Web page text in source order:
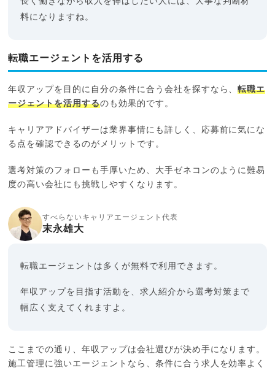
料になりますね。
転職エージェントを活用する
年収アップを目的に自分の条件に合う会社を探すなら、転職エ
ージェントを活用するのも効果的です。
キャリアアドバイザーは業界事情にも詳しく、応募前に気にな
る点を確認できるのがメリットです。
選考対策のフォローも手厚いため、大手ゼネコンのように難易
度の高い会社にも挑戦しやすくなります。
すべらないキャリアエージェント代表
末永雄大
転職エージェントは多くが無料で利用できます。
年収アップを目指す活動を、求人紹介から選考対策まで
幅広く支えてくれますよ。
ここまでの通り、年収アップは会社選びが決め手になります。
施工管理に強いエージェントなら、条件に合う求人を効率よく